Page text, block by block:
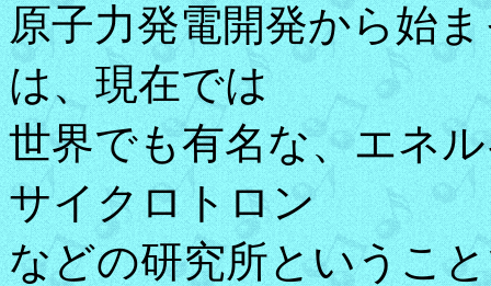
原子力発電開発から始
は、現在では
世界でも有名な、エネ
サイクロトロン
などの研究所というこ